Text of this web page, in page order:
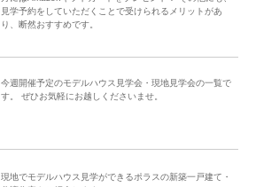
見学予約をしていただくことで受けられるメリットがあ
り、断然おすすめです。
今週開催予定のモデルハウス見学会・現地見学会の一覧で
す。 ぜひお気軽にお越しくださいませ。
現地でモデルハウス見学ができるポラスの新築一戸建て・